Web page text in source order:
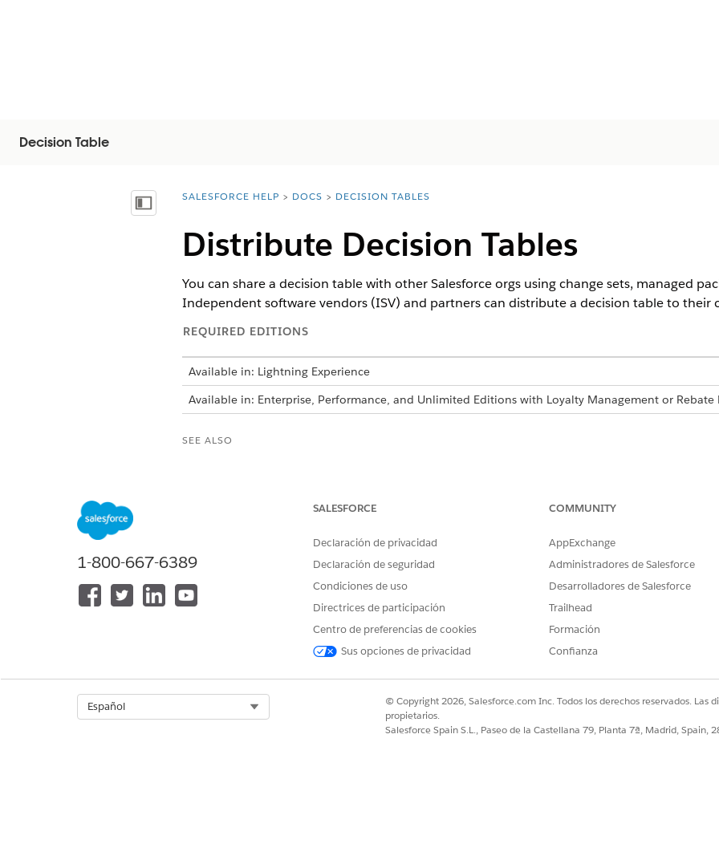
Decision Table
Mostrar índice de materias
You are here:
SALESFORCE HELP DOCS DECISION TABLES
Distribute Decision Tables
You can share a decision table with other Salesforce orgs using change sets, managed
Independent software vendors (ISV) and partners can distribute a decision table to their
REQUIRED EDITIONS
Available in: Lightning Experience
Available in: Enterprise, Performance, and Unlimited Editions with Loyalty Management or Rebate
SEE ALSO
¿RESOLVIÓ ESTE ARTÍCULO SU PROBLEMA?
¡Háganos saber cómo podemos mejorar!
1-800-667-6389
SALESFORCE
Declaración de privacidad
Declaración de seguridad
Condiciones de uso
Directrices de participación
Centro de preferencias de cookies
Sus opciones de privacidad
COMMUNITY
AppExchange
Administradores de Salesforce
Desarrolladores de Salesforce
Trailhead
Formación
Confianza
Español
© Copyright 2026, Salesforce.com Inc. Todos los derechos reservados. Las
propietarios.
Salesforce Spain S.L., Paseo de la Castellana 79, Planta 7ª, Madrid, Spain,